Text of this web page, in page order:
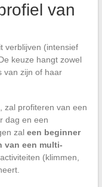
van
verblijven (intensief
keuze hangt zowel
van zijn of haar
zal profiteren van een
dag en een
zal een beginner
van een multi-
(klimmen,